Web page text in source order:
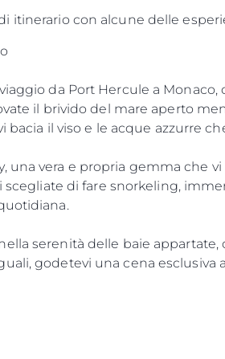
itinerario con alcune delle
da Port Hercule a
il brivido del mare aperto
bacia il viso e le acque azzurre
una vera e propria gemma che
scegliate di fare snorkeling,
serenità delle baie
godetevi una cena esclusiva